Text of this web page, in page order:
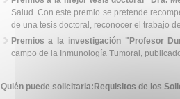
Salud. Con este premio se pretende
de una tesis doctoral, reconocer el trabajo
Premios a la investigación "Profesor
campo de la Inmunología Tumoral,
Quién puede solicitarla:Requisitos de los